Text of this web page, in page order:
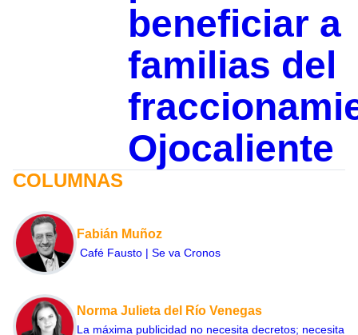
beneficiar a
familias del
Ojocaliente
COLUMNAS
Fabián Muñoz
Café Fausto | Se va Cronos
Norma Julieta del Río Venegas
La máxima publicidad no necesita decretos; necesita